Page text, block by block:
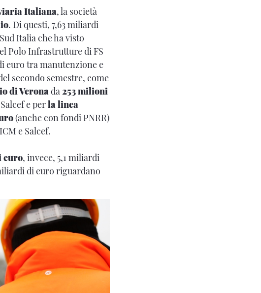
Italiana, la società
. Di questi, 7,63 miliardi
Italia che ha visto
Polo Infrastrutture di FS
euro tra manutenzione e
secondo semestre, come
di Veronada253 milioni
e perla linea
(anche con fondi PNRR)
e Salcef.
euro, invece, 5,1 miliardi
di euro riguardano